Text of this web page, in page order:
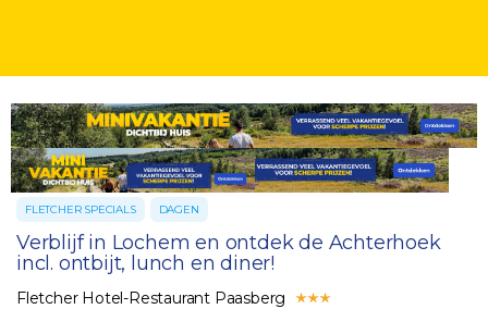
FLETCHER SPECIALS DAGEN
Verblijf in Lochem en ontdek de Achterhoek
incl. ontbijt, lunch en diner!
Fletcher Hotel-Restaurant Paasberg